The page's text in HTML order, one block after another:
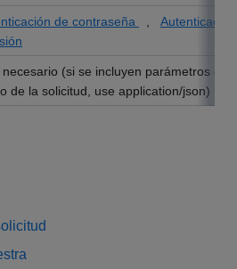
de contraseña
Autenticación
necesario (si se incluyen parámetros en
de la solicitud, use application/json)